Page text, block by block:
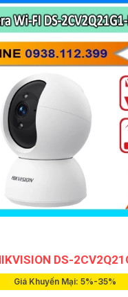
DS-
Giá Khuyến Mại: 5%-35%